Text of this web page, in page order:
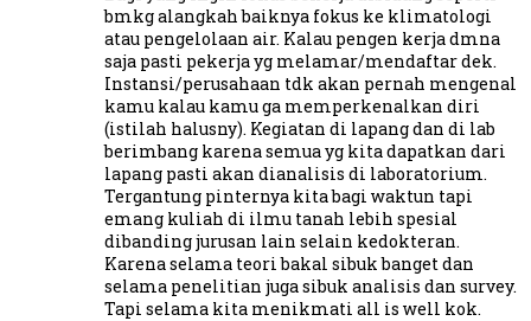
bmkg alangkah baiknya fokus ke klimatologi
atau pengelolaan air. Kalau pengen kerja dmna
saja pasti pekerja yg melamar/mendaftar dek.
Instansi/perusahaan tdk akan pernah mengenal
kamu kalau kamu ga memperkenalkan diri
(istilah halusny). Kegiatan di lapang dan di lab
berimbang karena semua yg kita dapatkan dari
lapang pasti akan dianalisis di laboratorium.
Tergantung pinternya kita bagi waktun tapi
emang kuliah di ilmu tanah lebih spesial
dibanding jurusan lain selain kedokteran.
Karena selama teori bakal sibuk banget dan
selama penelitian juga sibuk analisis dan survey.
Tapi selama kita menikmati all is well kok.